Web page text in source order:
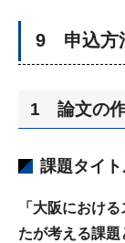
9 申込方
1 論文の
課題タイ
「大阪におけ
たが考える課題